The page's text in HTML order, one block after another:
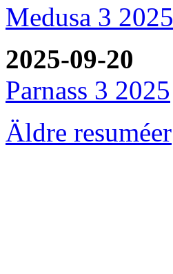
Medusa 3 2025
2025-09-20
Parnass 3 2025
Äldre resuméer